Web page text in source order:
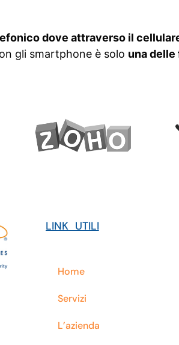
dove attraverso il
gli smartphone è solo una
LINK UTILI
Home
Servizi
L’azienda